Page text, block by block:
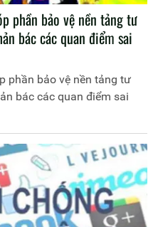
phần bảo vệ nền tảng tư
bác các quan điểm sai
phần bảo vệ nền tảng tư
bác các quan điểm sai